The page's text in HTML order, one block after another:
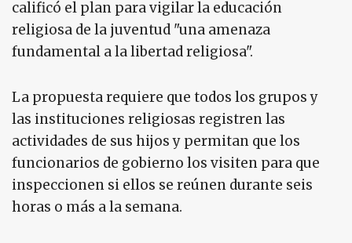
calificó el plan para vigilar la educación
religiosa de la juventud "una amenaza
fundamental a la libertad religiosa".
La propuesta requiere que todos los grupos y
las instituciones religiosas registren las
actividades de sus hijos y permitan que los
funcionarios de gobierno los visiten para que
inspeccionen si ellos se reúnen durante seis
horas o más a la semana.